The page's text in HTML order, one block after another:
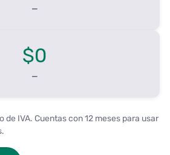
—
$0
—
de IVA. Cuentas con 12 meses para usar